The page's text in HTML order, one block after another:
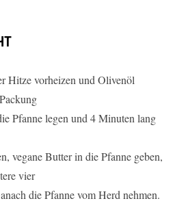
Hitze vorheizen und Olivenöl
Pfanne legen und 4 Minuten lang
vegane Butter in die Pfanne geben,
vier
die Pfanne vom Herd nehmen.